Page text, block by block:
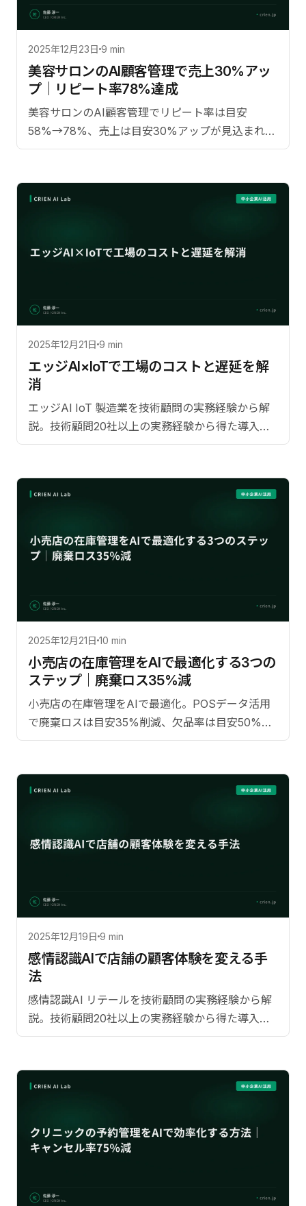
2025年12月23日 9 min
美容サロンのAI顧客管理で売上30%アッ
プ｜リピート率78%達成
美容サロンのAI顧客管理でリピート率は目安
58%→78%、売上は目安30%アップが見込まれる
手法。顧客LTV分析と自動フォローの具体手法を技
（CRIEN CEO）】
2025年12月21日 9 min
エッジAI×IoTで工場のコストと遅延を解
消
エッジAI IoT 製造業を技術顧問の実務経験から解
説。技術顧問20社以上の実務経験から得た導入成
果の具体的数値。日本市場に特。導入ステップ、
藤淳一（CRIEN CEO）】
2025年12月21日 10 min
小売店の在庫管理をAIで最適化する3つの
ステップ｜廃棄ロス35%減
小売店の在庫管理をAIで最適化。POSデータ活用
で廃棄ロスは目安35%削減、欠品率は目安50%改
善が見込まれる3ステップを費用目安と共に解説し
2025年12月19日 9 min
感情認識AIで店舗の顧客体験を変える手
法
感情認識AI リテールを技術顧問の実務経験から解
説。技術顧問20社以上の実務経験から得た導入成
果の具体的数値。日本市場に特。導入ステップ、
藤淳一（CRIEN CEO）】